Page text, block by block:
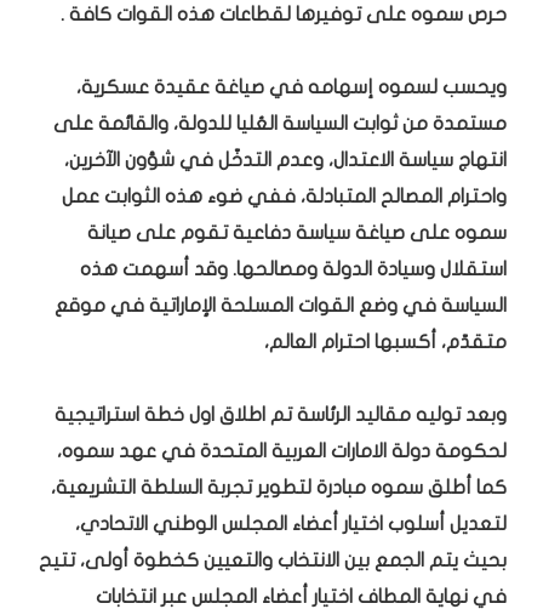
حرص سموه على توفيرها لقطاعات هذه القوات كافة .
ويحسب لسموه إسهامه في صياغة عقيدة عسكرية،
مستمدة من ثوابت السياسة العُليا للدولة، والقائمة على
انتهاج سياسة الاعتدال، وعدم التدخّل في شؤون الآخرين،
واحترام المصالح المتبادلة، ففي ضوء هذه الثوابت عمل
سموه على صياغة سياسة دفاعية تقوم على صيانة
استقلال وسيادة الدولة ومصالحها. وقد أسهمت هذه
السياسة في وضع القوات المسلحة الإماراتية في موقع
متقدّم، أكسبها احترام العالم،
وبعد توليه مقاليد الرئاسة تم اطلاق اول خطة استراتيجية
لحكومة دولة الامارات العربية المتحدة في عهد سموه،
كما أطلق سموه مبادرة لتطوير تجربة السلطة التشريعية،
لتعديل أسلوب اختيار أعضاء المجلس الوطني الاتحادي،
بحيث يتم الجمع بين الانتخاب والتعيين كخطوة أولى، تتيح
في نهاية المطاف اختيار أعضاء المجلس عبر انتخابات